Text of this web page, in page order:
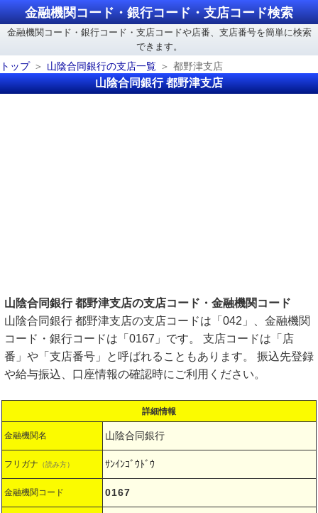
金融機関コード・銀行コード・支店コード検索
金融機関コード・銀行コード・支店コードや店番、支店番号を簡単に検索
できます。
トップ
山陰合同銀行の支店一覧 都野津支店
山陰合同銀行 都野津支店
山陰合同銀行 都野津支店の支店コード・金融機関コード
山陰合同銀行 都野津支店の支店コードは「042」、金融機関
コード・銀行コードは「0167」です。 支店コードは「店
番」や「支店番号」と呼ばれることもあります。 振込先登録
や給与振込、口座情報の確認時にご利用ください。
詳細情報
金融機関名 山陰合同銀行
フリガナ （読み方） ｻﾝｲﾝｺﾞｳﾄﾞｳ
金融機関コード 0167